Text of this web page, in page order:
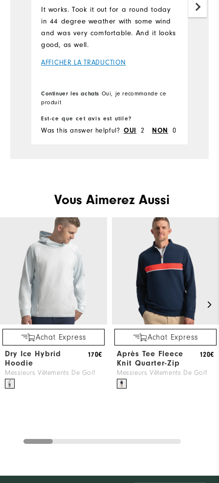
It works. Took it out for a round today
in 44 degree weather with some wind
and was very comfortable. And it looks
good, as well.
AFFICHER LA TRADUCTION
Continuer les achats Oui, je recommande ce
produit
Est-ce que cet avis est utile?
Was this answer helpful? OUI 2 NON 0
Vous Aimerez Aussi
Achat Express
Dry Ice Hybrid
Hoodie
Messieurs Vêtements De Golf
170€
Achat Express
Après Tee Fleece
Knit Quarter-Zip
Messieurs Vêtements De Golf
120€